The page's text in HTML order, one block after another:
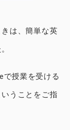
は、簡単な英
で授業を受ける
うことをご指